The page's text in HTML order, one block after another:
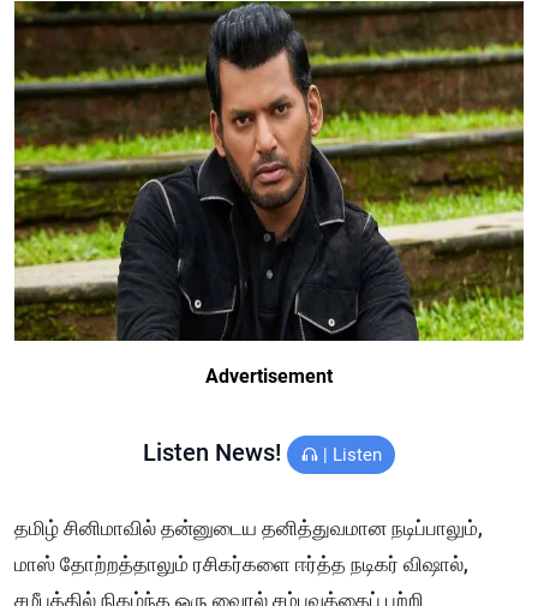
Advertisement
Listen News! | Listen
தமிழ் சினிமாவில் தன்னுடைய தனித்துவமான நடிப்பாலும்,
மாஸ் தோற்றத்தாலும் ரசிகர்களை ஈர்த்த நடிகர் விஷால்,
சமீபத்தில் நிகழ்ந்த ஒரு வைரல் சம்பவத்தைப் பற்றி